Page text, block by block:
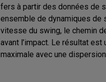
fers à partir des données de
ensemble de dynamiques de
vitesse du swing, le chemin
avant l’impact. Le résultat
maximale avec une